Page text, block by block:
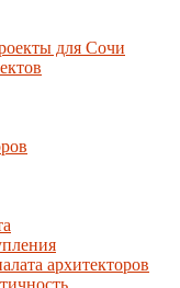
для Сочи
архитекторов